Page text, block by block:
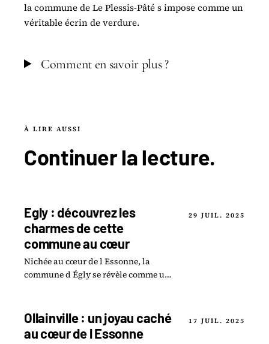
la commune de Le Plessis-Pâté s impose comme un
véritable écrin de verdure.
Comment en savoir plus ?
À LIRE AUSSI
Continuer lalecture.
Egly : découvrez les
charmes de cette
commune au cœur
Nichée au cœur de l Essonne, la
commune d Égly se révèle comme un
29 JUIL. 2025
Ollainville : un joyau caché
au cœur de l Essonne
17 JUIL. 2025